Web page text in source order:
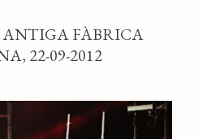
ANTIGA FÀBRICA
22-09-2012